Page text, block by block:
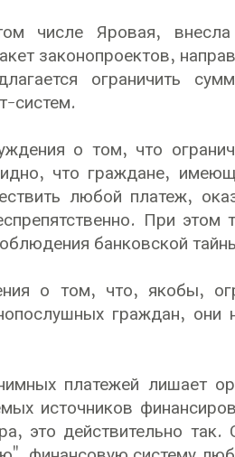
числе Яровая,
законопроектов,
ограничить
систем.
о том, что
что граждане,
любой платеж,
При
банковской
о том, что, якобы,
граждан, они
платежей лишает
источников
это действительно